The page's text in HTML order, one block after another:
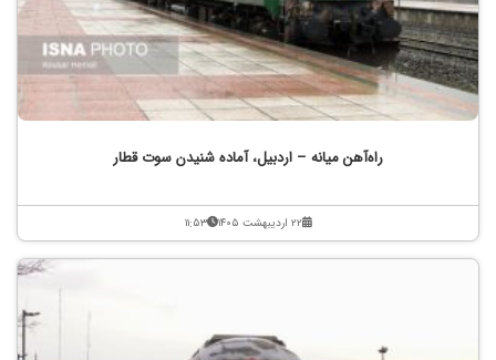
راه‌آهن میانه – اردبیل، آماده شنیدن سوت قطار
۲۲ اردیبهشت ۱۴۰۵ ۱۱:۵۳